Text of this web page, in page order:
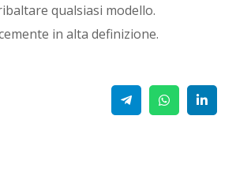
qualsiasi modello.
in alta definizione.
TelegramWhatsApp